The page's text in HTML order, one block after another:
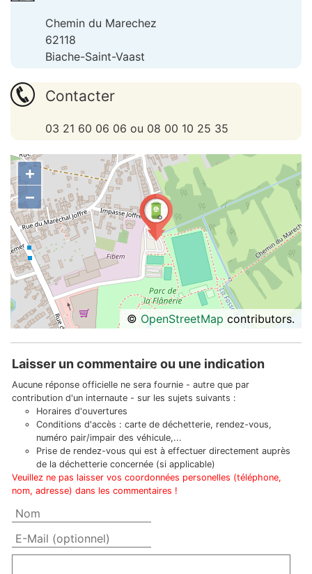
Chemin du Marechez
62118
Biache-Saint-Vaast
Contacter
03 21 60 06 06 ou 08 00 10 25 35
+
−
© OpenStreetMap contributors.
Laisser un commentaire ou une indication
Aucune réponse officielle ne sera fournie - autre que par
contribution d'un internaute - sur les sujets suivants :
Horaires d'ouvertures
Conditions d'accès : carte de déchetterie, rendez-vous,
numéro pair/impair des véhicule,...
Prise de rendez-vous qui est à effectuer directement auprès
de la déchetterie concernée (si applicable)
Veuillez ne pas laisser vos coordonnées personelles (téléphone,
nom, adresse) dans les commentaires !